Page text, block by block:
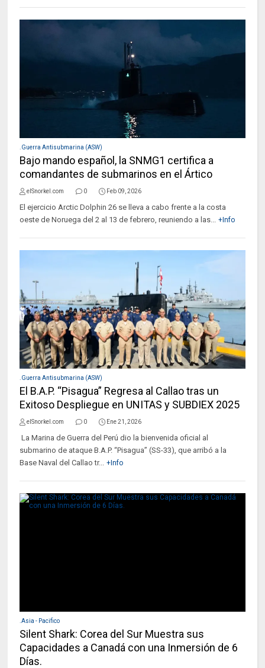
.Guerra Antisubmarina (ASW)
Bajo mando español, la SNMG1 certifica a
comandantes de submarinos en el Ártico
elSnorkel.com 0 Feb 09, 2026
El ejercicio Arctic Dolphin 26 se lleva a cabo frente a la costa
oeste de Noruega del 2 al 13 de febrero, reuniendo a las... +Info
.Guerra Antisubmarina (ASW)
El B.A.P. “Pisagua” Regresa al Callao tras un
Exitoso Despliegue en UNITAS y SUBDIEX 2025
elSnorkel.com 0 Ene 21, 2026
La Marina de Guerra del Perú dio la bienvenida oficial al
submarino de ataque B.A.P. “Pisagua” (SS-33), que arribó a la
Base Naval del Callao tr... +Info
.Asia - Pacifico
Silent Shark: Corea del Sur Muestra sus
Capacidades a Canadá con una Inmersión de 6
Días.